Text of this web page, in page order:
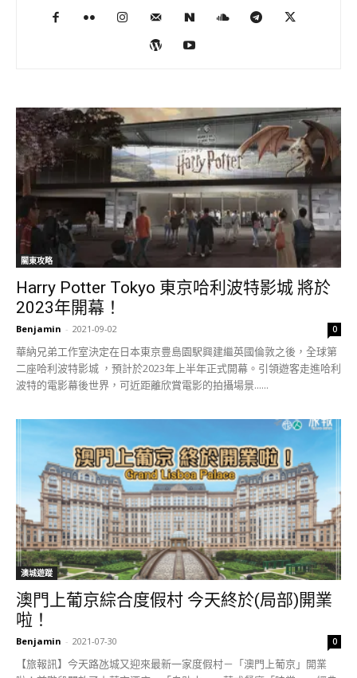
關東攻略
Harry Potter Tokyo 東京哈利波特影城 將於
2023年開幕！
Benjamin - 2021-09-02 0
華納兄弟工作室決定在日本東京豊島園駅興建繼英國倫敦之後，全球第
二座哈利波特影城 ，預計於2023年上半年正式開幕。引領遊客走進哈利
波特的電影幕後世界，可近距離欣賞電影的拍攝場景......
澳城遊蹤
澳門上葡京綜合度假村 今天終於(局部)開業
啦！
Benjamin - 2021-07-30 0
【旅報訊】今天路氹城又迎來最新一家度假村－「澳門上葡京」開業